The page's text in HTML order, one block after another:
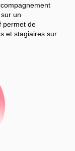
un
permet de
et stagiaires sur